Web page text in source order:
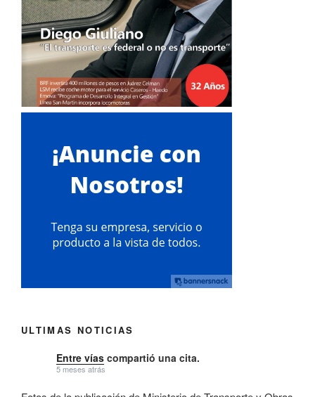
ULTIMAS NOTICIAS
Entre vías compartió una cita.
5 meses atrás